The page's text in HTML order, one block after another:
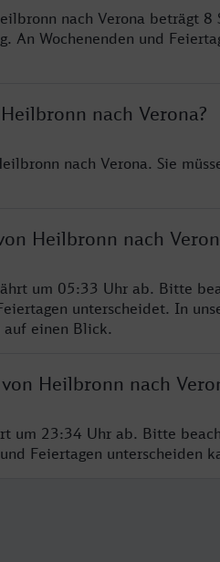
nach Verona beträgt 8
An Wochenenden und
nach Verona?
nach Verona. Sie
Heilbronn nach
um 05:33 Uhr ab. Bitte
unterscheidet. In
einen Blick.
Heilbronn nach
um 23:34 Uhr ab. Bitte
Feiertagen unterscheiden